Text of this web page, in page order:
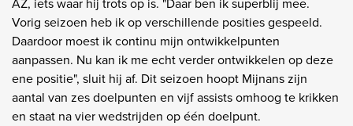
Vorig seizoen heb ik op verschillende posities gespeeld.
Daardoor moest ik continu mijn ontwikkelpunten
aanpassen. Nu kan ik me echt verder ontwikkelen op deze
ene positie", sluit hij af. Dit seizoen hoopt Mijnans zijn
aantal van zes doelpunten en vijf assists omhoog te krikken
en staat na vier wedstrijden op één doelpunt.